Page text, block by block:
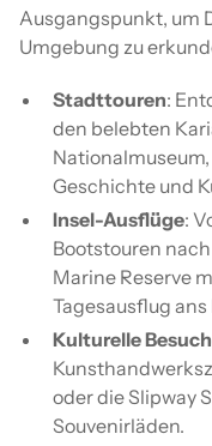
Ausgangspunkt, um
Umgebung zu
Stadttouren:
den belebten
Geschichte und
Insel-Ausflüge:
Bootstouren
Marine Reserve
Tagesausflug ans
Kulturelle
oder die Slipway
Souvenirläden.